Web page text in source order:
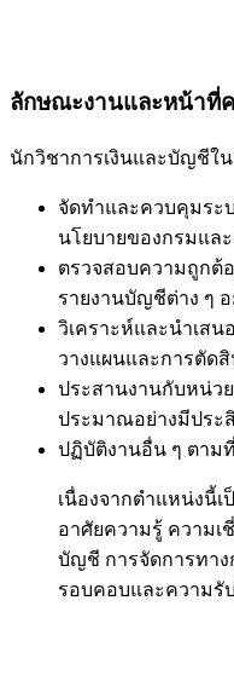
ลักษณะงานและหน้าที่
นักวิชาการเงินและบัญชี
จัดทำและควบคุมระ
นโยบายของกรมแล
ตรวจสอบความถูกต้
รายงานบัญชีต่าง ๆ
วิเคราะห์และนำเส
วางแผนและการตัด
ประสานงานกับหน่ว
ประมาณอย่างมีประ
ปฏิบัติงานอื่น ๆ ตาม
เนื่องจากตำแหน่งนี้
อาศัยความรู้ ความเ
บัญชี การจัดการทาง
รอบคอบและความรั